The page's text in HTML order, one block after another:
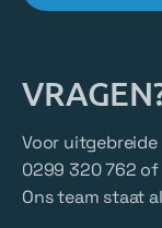
Voor
0299 320 762
Ons team staat